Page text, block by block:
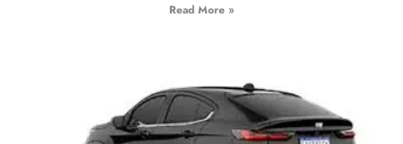
Read More »